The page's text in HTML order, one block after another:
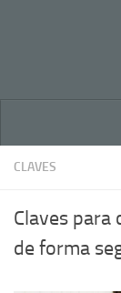
Inicio
Negocios 2.0
CLAVES
Claves
de forma